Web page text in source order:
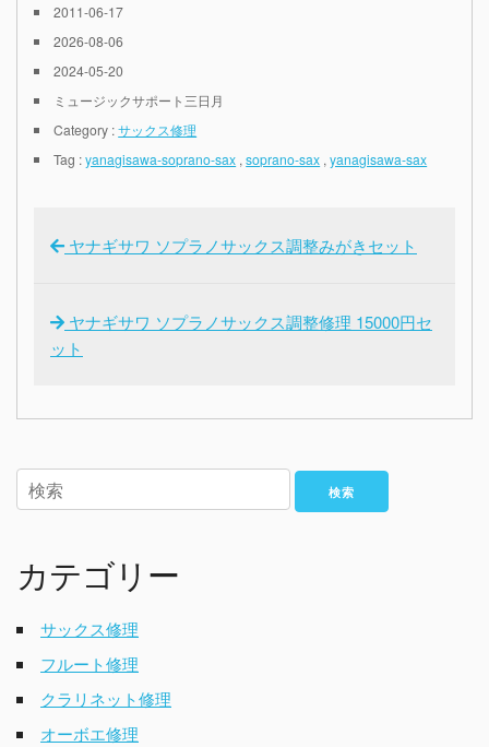
2011-06-17
2026-08-06
2024-05-20
ミュージックサポート三日月
Category :サックス修理
Tag :yanagisawa-soprano-sax ,soprano-sax ,yanagisawa-sax
ヤナギサワ ソプラノサックス調整みがきセット
ヤナギサワ ソプラノサックス調整修理 15000円セ
ット
検索
カテゴリー
サックス修理
フルート修理
クラリネット修理
オーボエ修理